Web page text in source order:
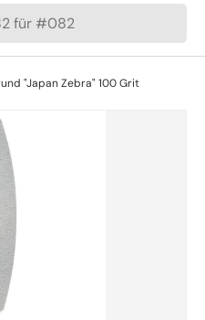
"Japan Zebra" 100 Grit
springen